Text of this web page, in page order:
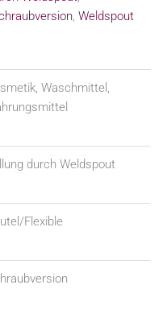
, Weldspout
Waschmittel,
durch Weldspout
Flexible